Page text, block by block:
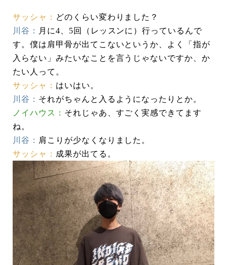
サッシャ： どのくらい変わりました？
川谷： 月に4、5回（レッスンに）行っているんで
す。僕は肩甲骨が出てこないというか、よく「指が
入らない」みたいなことを言うじゃないですか、か
たい人って。
サッシャ： はいはい。
川谷： それがちゃんと入るようになったりとか。
ノイハウス： それじゃあ、すごく実感できてます
ね。
川谷： 肩こりが少なくなりました。
サッシャ： 成果が出てる。